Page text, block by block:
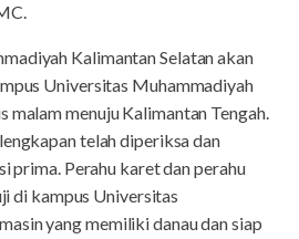
Kalimantan Selatan akan
Universitas Muhammadiyah
malam menuju Kalimantan Tengah.
telah diperiksa dan
prima. Perahu karet dan perahu
di kampus Universitas
yang memiliki danau dan siap